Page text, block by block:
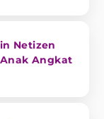
Netizen
Angkat